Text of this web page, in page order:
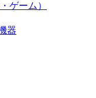
ゲーム）
器